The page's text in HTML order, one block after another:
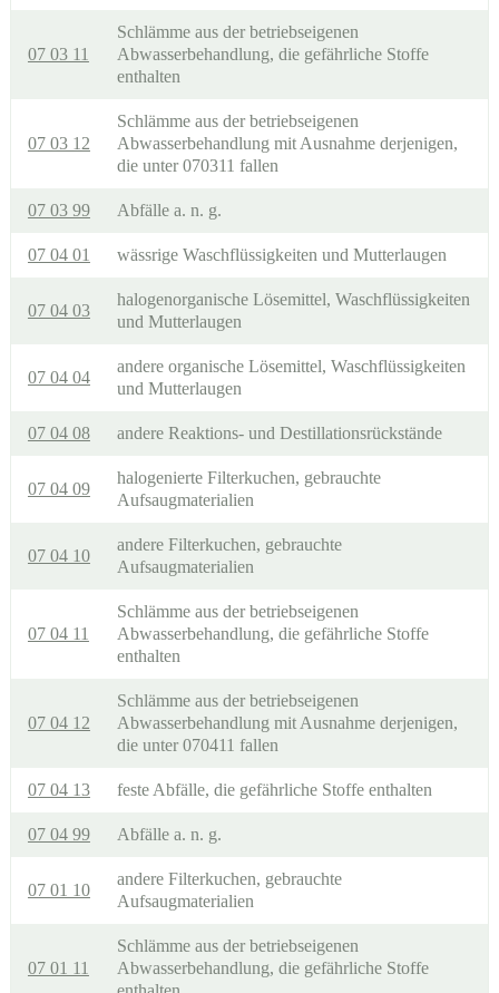
07 03 11
Schlämme aus der betriebseigenen
Abwasserbehandlung, die gefährliche Stoffe
enthalten
07 03 12
Schlämme aus der betriebseigenen
Abwasserbehandlung mit Ausnahme derjenigen,
die unter 070311 fallen
07 03 99 Abfälle a. n. g.
07 04 01 wässrige Waschflüssigkeiten und Mutterlaugen
07 04 03
halogenorganische Lösemittel, Waschflüssigkeiten
und Mutterlaugen
07 04 04
andere organische Lösemittel, Waschflüssigkeiten
und Mutterlaugen
07 04 08 andere Reaktions- und Destillationsrückstände
07 04 09
halogenierte Filterkuchen, gebrauchte
Aufsaugmaterialien
07 04 10
andere Filterkuchen, gebrauchte
Aufsaugmaterialien
07 04 11
Schlämme aus der betriebseigenen
Abwasserbehandlung, die gefährliche Stoffe
enthalten
07 04 12
Schlämme aus der betriebseigenen
Abwasserbehandlung mit Ausnahme derjenigen,
die unter 070411 fallen
07 04 13 feste Abfälle, die gefährliche Stoffe enthalten
07 04 99 Abfälle a. n. g.
07 01 10
andere Filterkuchen, gebrauchte
Aufsaugmaterialien
07 01 11
Schlämme aus der betriebseigenen
Abwasserbehandlung, die gefährliche Stoffe